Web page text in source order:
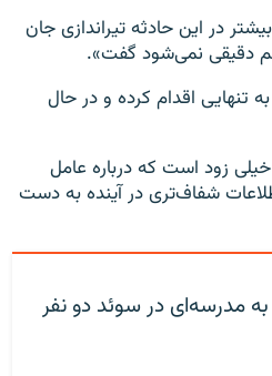
فرد مهاجم هنوز مشخص نیست: «احتمالا ۱۰ نفر یا بیشتر در این حادثه تیراندازی جان
رقم دقیقی نمی‌شود گفت».
تنهایی اقدام کرده و در حال
زود است که درباره عامل
شفاف‌تری در آینده به دست
مدرسه‌ای در سوئد دو نفر